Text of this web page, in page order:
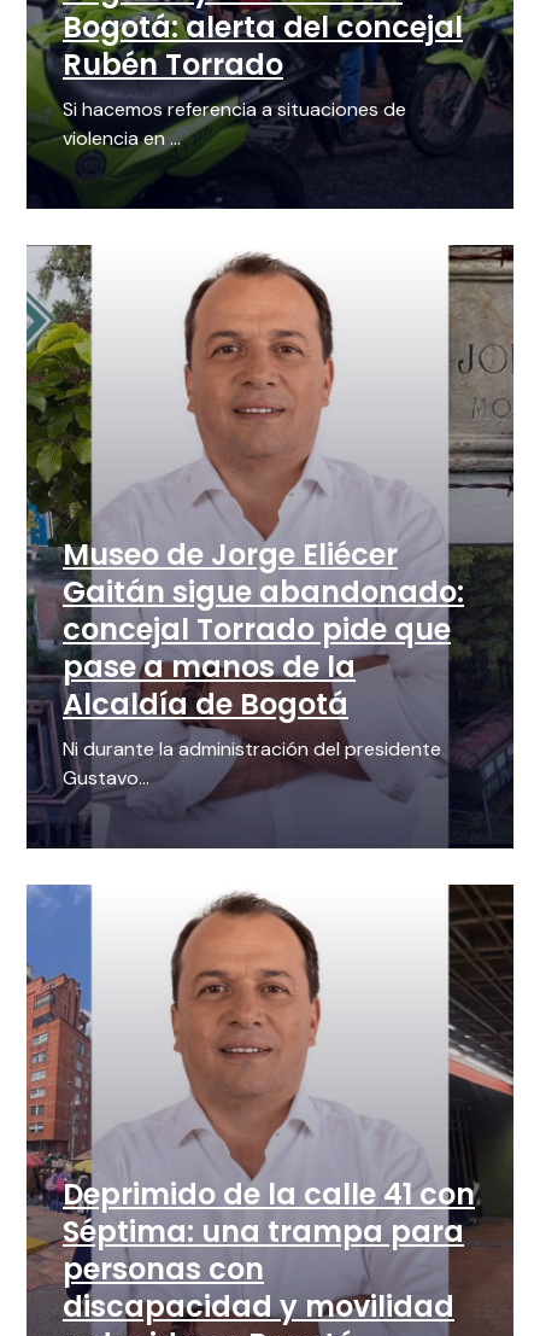
Bogotá: alerta del concejal
Rubén Torrado
Si hacemos referencia a situaciones de
violencia en ...
Museo de Jorge Eliécer
Gaitán sigue abandonado:
concejal Torrado pide que
pase a manos de la
Alcaldía de Bogotá
Ni durante la administración del presidente
Gustavo...
Deprimido de la calle 41 con
Séptima: una trampa para
personas con
discapacidad y movilidad